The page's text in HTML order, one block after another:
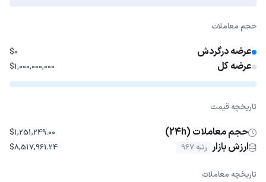
حجم معاملات
عرضه درگردش $0
عرضه کل $1,000,000,000
تاریخچه قیمت
حجم معاملات (24h) $1,251,249.00
ارزش بازار رتبه 967 $8,517,961.24
تاریخچه معاملات